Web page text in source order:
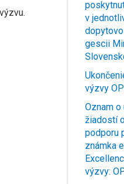
v
gescii
výzvy
Oznam
žiadostí
podporu
známka
výzvy: